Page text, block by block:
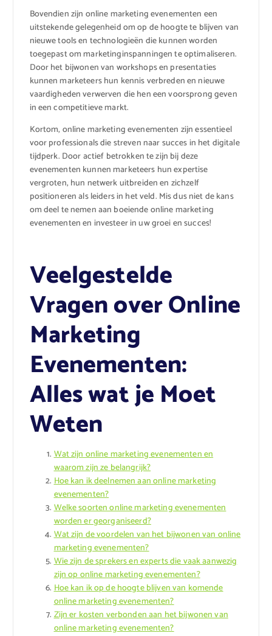
Bovendien zijn online marketing evenementen een
uitstekende gelegenheid om op de hoogte te blijven van
nieuwe tools en technologieën die kunnen worden
toegepast om marketinginspanningen te optimaliseren.
Door het bijwonen van workshops en presentaties
kunnen marketeers hun kennis verbreden en nieuwe
vaardigheden verwerven die hen een voorsprong geven
in een competitieve markt.
Kortom, online marketing evenementen zijn essentieel
voor professionals die streven naar succes in het digitale
tijdperk. Door actief betrokken te zijn bij deze
evenementen kunnen marketeers hun expertise
vergroten, hun netwerk uitbreiden en zichzelf
positioneren als leiders in het veld. Mis dus niet de kans
om deel te nemen aan boeiende online marketing
evenementen en investeer in uw groei en succes!
Veelgestelde
Vragen over Online
Marketing
Evenementen:
Alles wat je Moet
Weten
Wat zijn online marketing evenementen en
waarom zijn ze belangrijk?
Hoe kan ik deelnemen aan online marketing
evenementen?
Welke soorten online marketing evenementen
worden er georganiseerd?
Wat zijn de voordelen van het bijwonen van online
marketing evenementen?
Wie zijn de sprekers en experts die vaak aanwezig
zijn op online marketing evenementen?
Hoe kan ik op de hoogte blijven van komende
online marketing evenementen?
Zijn er kosten verbonden aan het bijwonen van
online marketing evenementen?